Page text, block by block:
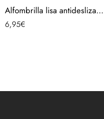
Alfombrilla lisa antideslizante multiusos, protector base para cajones o armarios – yoga fitness Azul 707S003
6,95€